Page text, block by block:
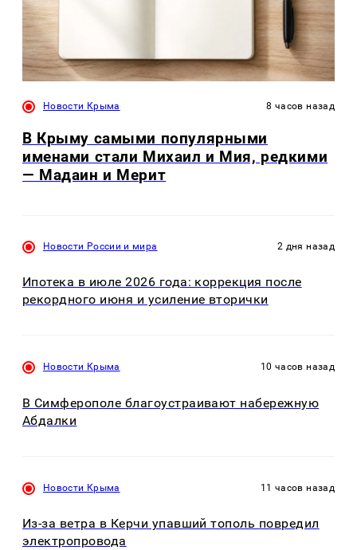
Новости Крыма 8 часов назад
В Крыму самыми популярными
именами стали Михаил и Мия, редкими
— Мадаин и Мерит
Новости России и мира 2 дня назад
Ипотека в июле 2026 года: коррекция после
рекордного июня и усиление вторички
Новости Крыма 10 часов назад
В Симферополе благоустраивают набережную
Абдалки
Новости Крыма 11 часов назад
Из-за ветра в Керчи упавший тополь повредил
электропровода